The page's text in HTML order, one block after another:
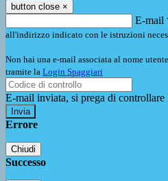
button close ×
E-mail
all'indirizzo indicato con le istruzioni
Non hai una e-mail associata al nome
tramite la Login Spaggiari
E-mail inviata, si prega di controllare
Errore
Chiudi
Successo